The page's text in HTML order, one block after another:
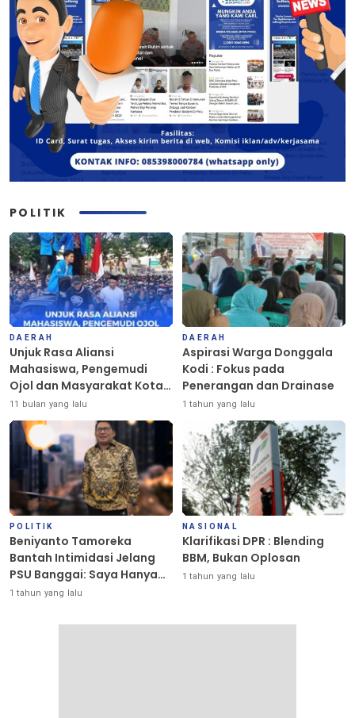
POLITIK
DAERAH
Unjuk Rasa Aliansi
Mahasiswa, Pengemudi
Ojol dan Masyarakat Kota
Palu Berlangsung Damai
11 bulan yang lalu
DAERAH
Aspirasi Warga Donggala
Kodi : Fokus pada
Penerangan dan Drainase
1 tahun yang lalu
POLITIK
Beniyanto Tamoreka
Bantah Intimidasi Jelang
PSU Banggai: Saya Hanya
Ingin Redakan Suasana
1 tahun yang lalu
NASIONAL
Klarifikasi DPR : Blending
BBM, Bukan Oplosan
1 tahun yang lalu